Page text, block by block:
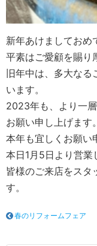
新年あけましておめ
平素はご愛顧を賜り
旧年中は、多大な
います。
2023年も、より一
お願い申し上げます。
本年も宜しくお願い
本日1月5日より営業
皆様のご来店をスタ
す。
春のリフォームフェア